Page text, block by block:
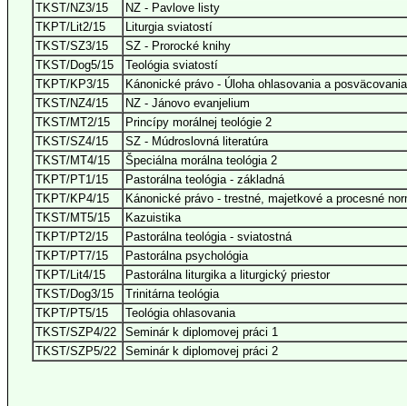
TKST/NZ3/15
NZ - Pavlove listy
TKPT/Lit2/15
Liturgia sviatostí
TKST/SZ3/15
SZ - Prorocké knihy
TKST/Dog5/15
Teológia sviatostí
TKPT/KP3/15
Kánonické právo - Úloha ohlasovania a posväcovania
TKST/NZ4/15
NZ - Jánovo evanjelium
TKST/MT2/15
Princípy morálnej teológie 2
TKST/SZ4/15
SZ - Múdroslovná literatúra
TKST/MT4/15
Špeciálna morálna teológia 2
TKPT/PT1/15
Pastorálna teológia - základná
TKPT/KP4/15
Kánonické právo - trestné, majetkové a procesné
TKST/MT5/15
Kazuistika
TKPT/PT2/15
Pastorálna teológia - sviatostná
TKPT/PT7/15
Pastorálna psychológia
TKPT/Lit4/15
Pastorálna liturgika a liturgický priestor
TKST/Dog3/15
Trinitárna teológia
TKPT/PT5/15
Teológia ohlasovania
TKST/SZP4/22
Seminár k diplomovej práci 1
TKST/SZP5/22
Seminár k diplomovej práci 2